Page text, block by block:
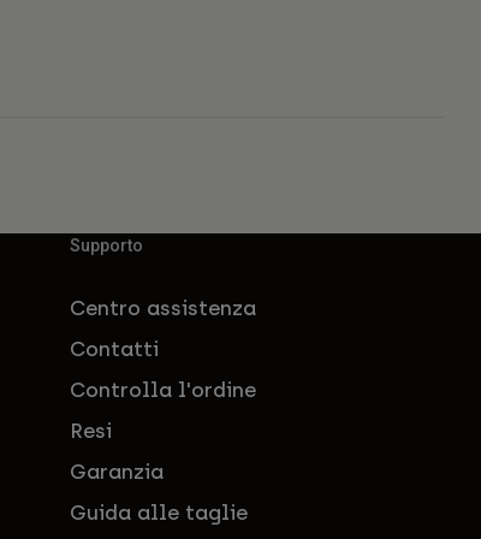
Supporto
Centro assistenza
Contatti
Controlla l'ordine
Resi
Garanzia
Guida alle taglie